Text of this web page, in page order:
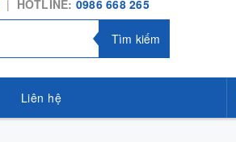
| HOTLINE: 0986 668 265
Tìm kiếm
Liên hệ